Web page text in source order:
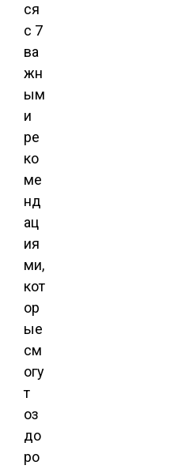
ся
с 7
ва
жн
ым
и
ре
ко
ме
нд
ац
ия
ми,
кот
ор
ые
см
огу
т
оз
до
ро